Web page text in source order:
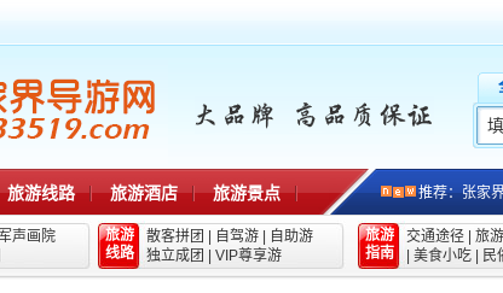
旅游线路 旅游酒店 旅游景点 推荐：张家
军声画院
旅游
线路
散客拼团 自驾游
自助游
独立成团
VIP尊享游
旅游
指南
交通途径 旅
美食小吃 民